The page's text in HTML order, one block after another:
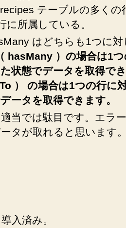
へ
の
テーブルの多くの
に所属している。
はどちらも1つに
hasMany ）の場合は1
状態でデータを取得でき
） の場合は1つの行に
ータを取得できます。
当では駄目です。エラ
タが取れると思います。
入済み。